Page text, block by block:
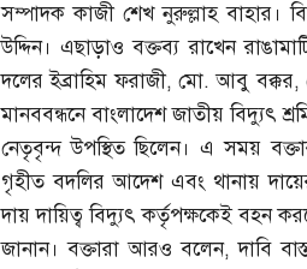
সম্পাদক কাজী শেখ নুরুল্লাহ বাহার।
উদ্দিন। এছাড়াও বক্তব্য রাখেন
দলের ইব্রাহিম ফরাজী,মো.আবু বক্কর,
মানববন্ধনে বাংলাদেশ জাতীয় বিদ্যুৎ
নেতৃবৃন্দ উপস্থিত ছিলেন। এ সময়
গৃহীত বদলির আদেশ এবং থানায়
দায় দায়িত্ব বিদ্যুৎ কর্তৃপক্ষকেই বহন
জানান। বক্তারা আরও বলেন,দাবি